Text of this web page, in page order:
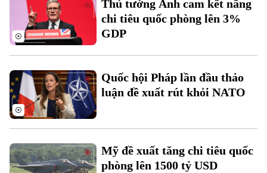
Đất đai
Kinh nghiệm
Xe máy
Thị trường
Tuyển sinh
Hướng nghiệp
Tin tức
Di tích
Sức khỏe
Y tế
Dinh dưỡng
Tư vấn sức khỏe
Bóng đá
Quần vợt
Golf
Giải trí
Sao
Đã phát sóng
Thủ tướng Anh cam kết nâng
chi tiêu quốc phòng lên 3%
GDP
Quốc hội Pháp lần đầu thảo
luận đề xuất rút khỏi NATO
Mỹ đề xuất tăng chi tiêu quốc
phòng lên 1500 tỷ USD